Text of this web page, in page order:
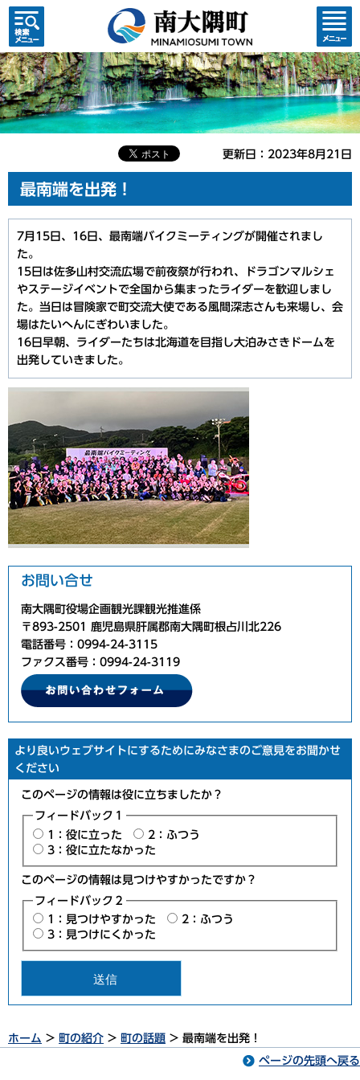
検索・
共通メ
ニュー
コンテ
ンツメ
ニュー
更新日：2023年8月21日
最南端を出発！
7月15日、16日、最南端バイクミーティングが開催されまし
た。
15日は佐多山村交流広場で前夜祭が行われ、ドラゴンマルシェ
やステージイベントで全国から集まったライダーを歓迎しまし
た。当日は冒険家で町交流大使である風間深志さんも来場し、会
場はたいへんにぎわいました。
16日早朝、ライダーたちは北海道を目指し大泊みさきドームを
出発していきました。
お問い合せ
南大隅町役場企画観光課観光推進係
〒893-2501 鹿児島県肝属郡南大隅町根占川北226
電話番号：0994-24-3115
ファクス番号：0994-24-3119
より良いウェブサイトにするためにみなさまのご意見をお聞かせ
ください
このページの情報は役に立ちましたか？
フィードバック１
1：役に立った
2：ふつう
3：役に立たなかった
このページの情報は見つけやすかったですか？
フィードバック２
1：見つけやすかった
2：ふつう
3：見つけにくかった
ホーム > 町の紹介 > 町の話題 > 最南端を出発！
ページの先頭へ戻る